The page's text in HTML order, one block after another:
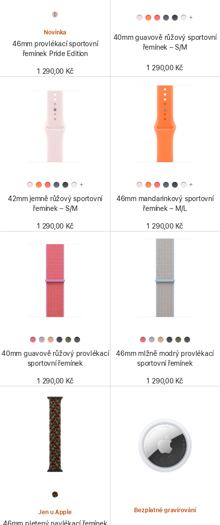
Novinka
46mm provlékací sportovní
řemínek Pride Edition
1 290,00 Kč
+
40mm guavově růžový sportovní
řemínek – S/M
1 290,00 Kč
+
42mm jemně růžový sportovní
řemínek – S/M
1 290,00 Kč
+
46mm mandarinkový sportovní
řemínek – M/L
1 290,00 Kč
40mm guavově růžový provlékací
sportovní řemínek
1 290,00 Kč
46mm mlžně modrý provlékací
sportovní řemínek
1 290,00 Kč
Jen u Apple Bezplatné gravírování